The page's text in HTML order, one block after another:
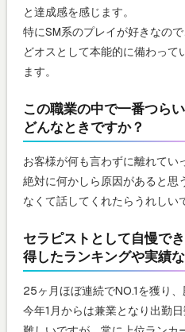
と達成感を感じます。
特にSM系のプレイが好きなの
どオスとして本能的に備わっ
ます。
この職業の中で一番つら
どんなときですか？
お客様が何も言わずに離れてい
絶対に何かしら原因があると思
なくて話してくれたらうれしい
セラピストとして自慢で
得したランキングや実績
25ヶ月ほぼ連続でNO.1を獲り、
今年1月からは兼業となり出勤